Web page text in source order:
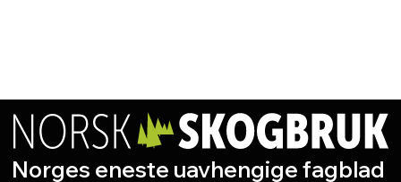
Norges eneste uavhengige fagblad